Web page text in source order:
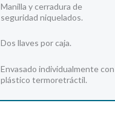
Manilla y cerradura de
seguridad niquelados.
Dos llaves por caja.
Envasado individualmente con
plástico termoretráctil.